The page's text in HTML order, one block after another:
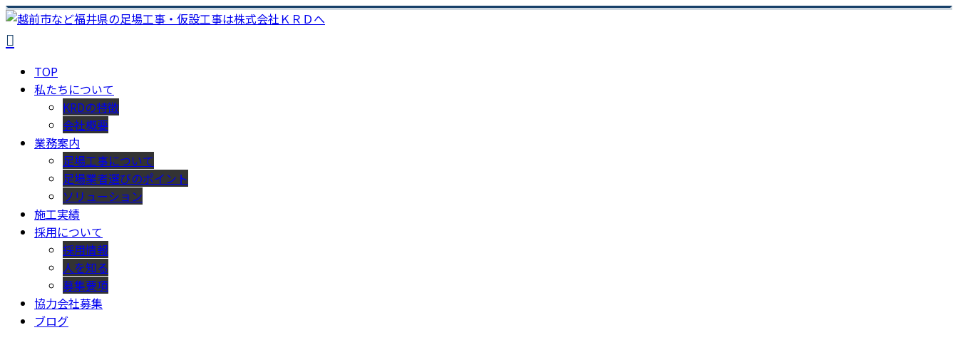
TOP
私たちについて
KRDの特徴
会社概要
業務案内
足場工事について
足場業者選びのポイント
ソリューション
施工実績
採用について
採用情報
人を知る
募集要項
協力会社募集
ブログ